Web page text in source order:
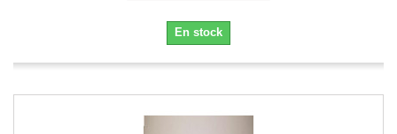
En stock